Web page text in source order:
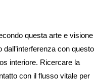
questa arte e visione
con questo
interiore. Ricercare la
con il flusso vitale per